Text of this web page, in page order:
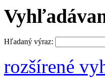
Hľadaný výraz:
rozšírené